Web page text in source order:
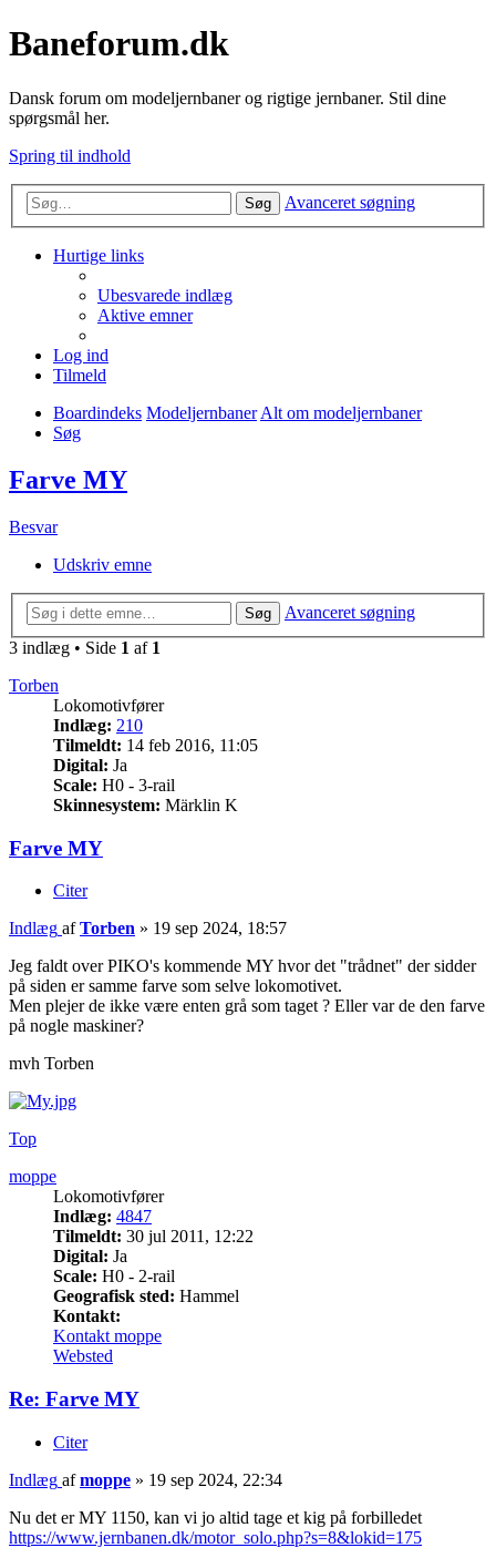
Baneforum.dk
Dansk forum om modeljernbaner og rigtige jernbaner. Stil dine
spørgsmål her.
Spring til indhold
Søg Avanceret søgning
Hurtige links
Ubesvarede indlæg
Aktive emner
Log ind
Tilmeld
Boardindeks ModeljernbanerAlt om modeljernbaner
Søg
Farve MY
Besvar
Udskriv emne
Søg
Avanceret søgning
3 indlæg • Side 1 af 1
Torben
Lokomotivfører
Indlæg: 210
Tilmeldt: 14 feb 2016, 11:05
Digital: Ja
Scale: H0 - 3-rail
Skinnesystem: Märklin K
Farve MY
Citer
Indlæg afTorben » 19 sep 2024, 18:57
Jeg faldt over PIKO's kommende MY hvor det "trådnet" der sidder
på siden er samme farve som selve lokomotivet.
Men plejer de ikke være enten grå som taget ? Eller var de den farve
på nogle maskiner?
mvh Torben
Top
moppe
Lokomotivfører
Indlæg: 4847
Tilmeldt: 30 jul 2011, 12:22
Digital: Ja
Scale: H0 - 2-rail
Geografisk sted: Hammel
Kontakt:
Kontakt moppe
Websted
Re: Farve MY
Citer
Indlæg afmoppe » 19 sep 2024, 22:34
Nu det er MY 1150, kan vi jo altid tage et kig på forbilledet
https://www.jernbanen.dk/motor_solo.php?s=8&lokid=175